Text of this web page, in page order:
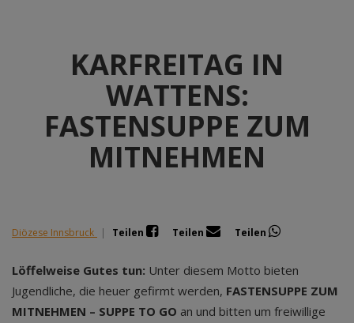
KARFREITAG IN
WATTENS:
FASTENSUPPE ZUM
MITNEHMEN
Diözese Innsbruck | Teilen Teilen Teilen
Löffelweise Gutes tun: Unter diesem Motto bieten
Jugendliche, die heuer gefirmt werden, FASTENSUPPE ZUM
MITNEHMEN – SUPPE TO GO an und bitten um freiwillige